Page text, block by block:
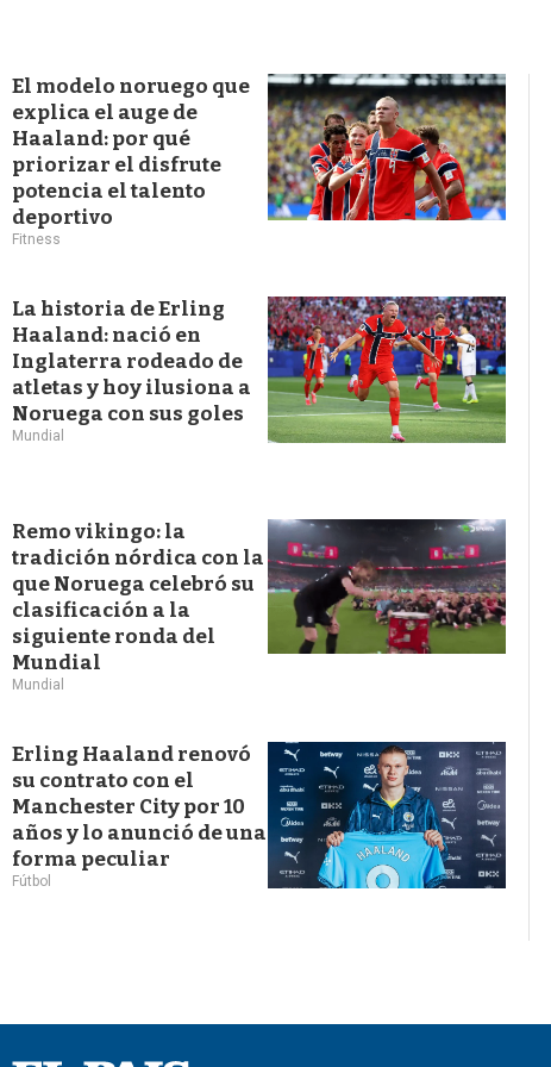
El modelo noruego que
explica el auge de
Haaland: por qué
priorizar el disfrute
potencia el talento
deportivo
Fitness
La historia de Erling
Haaland: nació en
Inglaterra rodeado de
atletas y hoy ilusiona a
Noruega con sus goles
Mundial
Remo vikingo: la
tradición nórdica con la
que Noruega celebró su
clasificación a la
siguiente ronda del
Mundial
Mundial
Erling Haaland renovó
su contrato con el
Manchester City por 10
años y lo anunció de una
forma peculiar
Fútbol